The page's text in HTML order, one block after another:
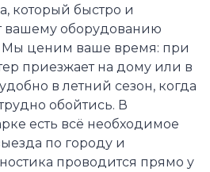
который быстро и
вашему оборудованию
Мы ценим ваше время: при
приезжает на дому или в
в летний сезон, когда
обойтись. В
есть всё необходимое
по городу и
проводится прямо у